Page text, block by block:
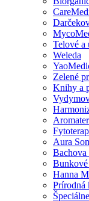
Telové a
Weleda
Zelené
Knihy a
Aura
Bachova
Hanna
Prírodná